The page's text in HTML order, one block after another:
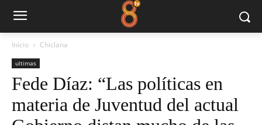
Inicio Chiclana
ultimas
Fede Díaz: “Las políticas en
materia de Juventud del actual